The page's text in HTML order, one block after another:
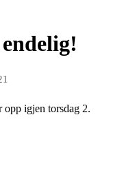
opp igjen torsdag 2.